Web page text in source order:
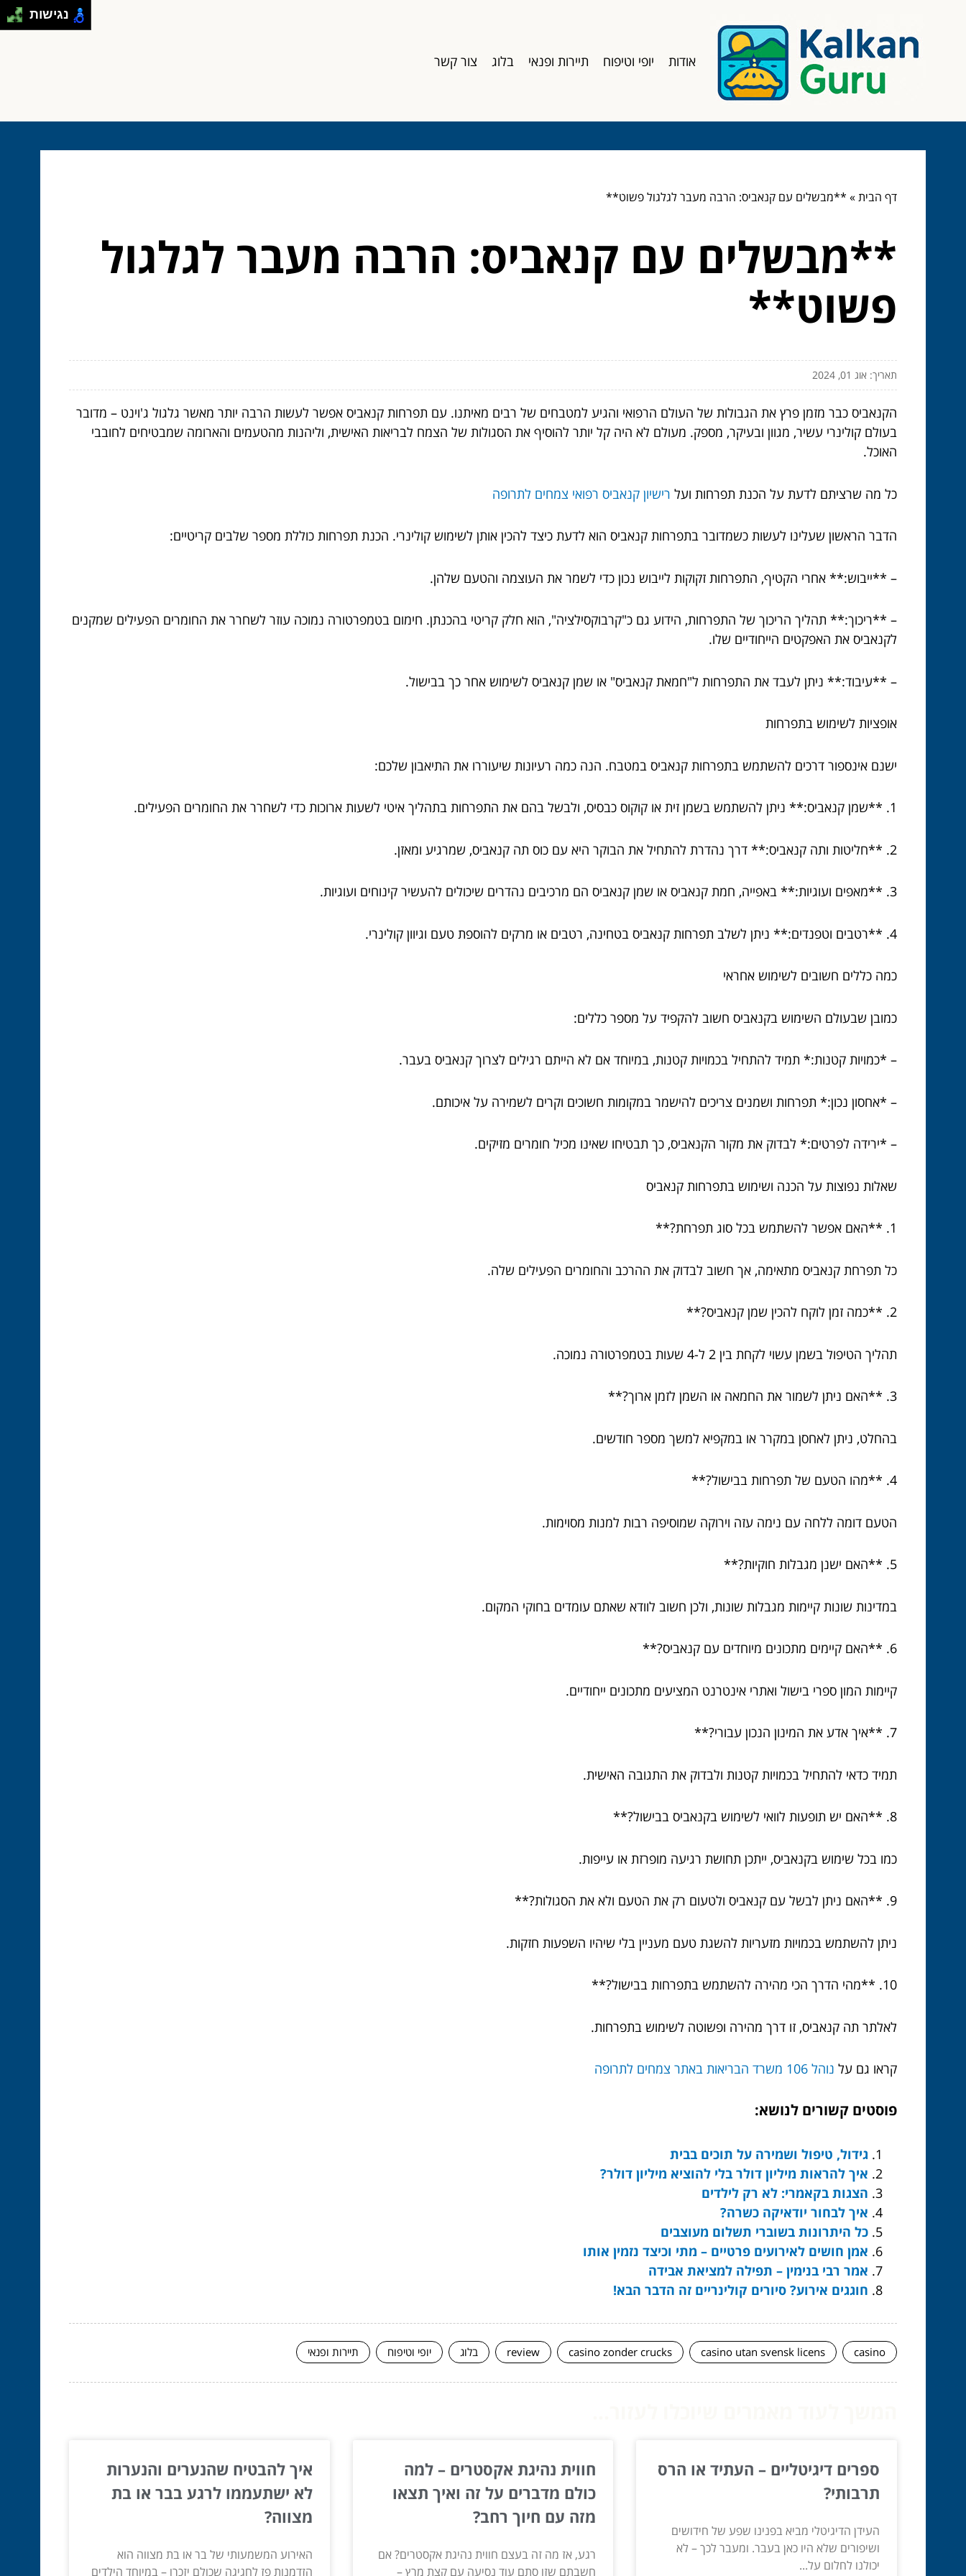
אודות יופי וטיפוח תיירות ופנאי בלוג צור קשר
דף הבית» **מבשלים עם קנאביס: הרבה מעבר לגלגול פשוט**
**מבשלים עם קנאביס: הרבה מעבר לגלגול
פשוט**
תאריך: אוג 01, 2024
הקנאביס כבר מזמן פרץ את הגבולות של העולם הרפואי והגיע למטבחים של רבים מאיתנו. עם תפרחות קנאביס אפשר לעשות הרבה יותר מאשר גלגול ג'וינט – מדובר
בעולם קולינרי עשיר, מגוון ובעיקר, מספק. מעולם לא היה קל יותר להוסיף את הסגולות של הצמח לבריאות האישית, וליהנות מהטעמים והארומה שמבטיחים לחובבי
האוכל.
כל מה שרציתם לדעת על הכנת תפרחות ועל רישיון קנאביס רפואי צמחים לתרופה
הדבר הראשון שעלינו לעשות כשמדובר בתפרחות קנאביס הוא לדעת כיצד להכין אותן לשימוש קולינרי. הכנת תפרחות כוללת מספר שלבים קריטיים:
– **ייבוש:** אחרי הקטיף, התפרחות זקוקות לייבוש נכון כדי לשמר את העוצמה והטעם שלהן.
– **ריכוך:** תהליך הריכוך של התפרחות, הידוע גם כ"קרבוקסילציה", הוא חלק קריטי בהכנתן. חימום בטמפרטורה נמוכה עוזר לשחרר את החומרים הפעילים שמקנים
לקנאביס את האפקטים הייחודיים שלו.
– **עיבוד:** ניתן לעבד את התפרחות ל"חמאת קנאביס" או שמן קנאביס לשימוש אחר כך בבישול.
אופציות לשימוש בתפרחות
ישנם אינספור דרכים להשתמש בתפרחות קנאביס במטבח. הנה כמה רעיונות שיעוררו את התיאבון שלכם:
1. **שמן קנאביס:** ניתן להשתמש בשמן זית או קוקוס כבסיס, ולבשל בהם את התפרחות בתהליך איטי לשעות ארוכות כדי לשחרר את החומרים הפעילים.
2. **חליטות ותה קנאביס:** דרך נהדרת להתחיל את הבוקר היא עם כוס תה קנאביס, שמרגיע ומאזן.
3. **מאפים ועוגיות:** באפייה, חמת קנאביס או שמן קנאביס הם מרכיבים נהדרים שיכולים להעשיר קינוחים ועוגיות.
4. **רטבים וטפנדים:** ניתן לשלב תפרחות קנאביס בטחינה, רטבים או מרקים להוספת טעם וגיוון קולינרי.
כמה כללים חשובים לשימוש אחראי
כמובן שבעולם השימוש בקנאביס חשוב להקפיד על מספר כללים:
– *כמויות קטנות:* תמיד להתחיל בכמויות קטנות, במיוחד אם לא הייתם רגילים לצרוך קנאביס בעבר.
– *אחסון נכון:* תפרחות ושמנים צריכים להישמר במקומות חשוכים וקרים לשמירה על איכותם.
– *ירידה לפרטים:* לבדוק את מקור הקנאביס, כך תבטיחו שאינו מכיל חומרים מזיקים.
שאלות נפוצות על הכנה ושימוש בתפרחות קנאביס
1. **האם אפשר להשתמש בכל סוג תפרחת?**
כל תפרחת קנאביס מתאימה, אך חשוב לבדוק את ההרכב והחומרים הפעילים שלה.
2. **כמה זמן לוקח להכין שמן קנאביס?**
תהליך הטיפול בשמן עשוי לקחת בין 2 ל-4 שעות בטמפרטורה נמוכה.
3. **האם ניתן לשמור את החמאה או השמן לזמן ארוך?**
בהחלט, ניתן לאחסן במקרר או במקפיא למשך מספר חודשים.
4. **מהו הטעם של תפרחות בבישול?**
הטעם דומה ללחה עם נימה עזה וירוקה שמוסיפה רבות למנות מסוימות.
5. **האם ישנן מגבלות חוקיות?**
במדינות שונות קיימות מגבלות שונות, ולכן חשוב לוודא שאתם עומדים בחוקי המקום.
6. **האם קיימים מתכונים מיוחדים עם קנאביס?**
קיימות המון ספרי בישול ואתרי אינטרנט המציעים מתכונים ייחודיים.
7. **איך אדע את המינון הנכון עבורי?**
תמיד כדאי להתחיל בכמויות קטנות ולבדוק את התגובה האישית.
8. **האם יש תופעות לוואי לשימוש בקנאביס בבישול?**
כמו בכל שימוש בקנאביס, ייתכן תחושת רגיעה מופרזת או עייפות.
9. **האם ניתן לבשל עם קנאביס ולטעום רק את הטעם ולא את הסגולות?**
ניתן להשתמש בכמויות מזעריות להשגת טעם מעניין בלי שיהיו השפעות חזקות.
10. **מהי הדרך הכי מהירה להשתמש בתפרחות בבישול?**
לאלתר תה קנאביס, זו דרך מהירה ופשוטה לשימוש בתפרחות.
קראו גם על נוהל 106 משרד הבריאות באתר צמחים לתרופה
פוסטים קשורים לנושא:
גידול, טיפול ושמירה על תוכים בבית
איך להראות מיליון דולר בלי להוציא מיליון דולר?
הצגות בקאמרי: לא רק לילדים
איך לבחור יודאיקה כשרה?
כל היתרונות בשוברי תשלום מעוצבים
אמן חושים לאירועים פרטיים – מתי וכיצד נזמין אותו
אמר רבי בנימין – תפילה למציאת אבידה
חוגגים אירוע? סיורים קולינריים זה הדבר הבא!
casino
casino utan svensk licens
casino zonder crucks
review בלוג יופי וטיפוח תיירות ופנאי
ספרים דיגיטליים – העתיד או הרס
תרבותי?
העידן הדיגיטלי מביא בפנינו שפע של חידושים
ושיפורים שלא היו כאן בעבר. ומעבר לכך – לא
יכולנו לחלום על...
חווית נהיגת אקסטרים – למה
כולם מדברים על זה ואיך תצאו
מזה עם חיוך רחב?
רגע, אז מה זה בעצם חווית נהיגת אקסטרים? אם
חשבתם שזו סתם עוד נסיעה עם קצת מרץ –
איך להבטיח שהנערים והנערות
לא ישתעממו לרגע בבר או בת
מצווה?
האירוע המשמעותי של בר או בת מצווה הוא
הזדמנות פז לחגיגה שכולם יזכרו – במיוחד הילדים
נגישות